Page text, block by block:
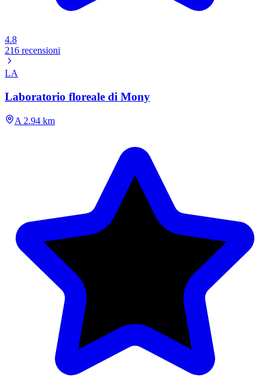
4.8
216 recensioni
LA
Laboratorio floreale di Mony
A 2.94 km